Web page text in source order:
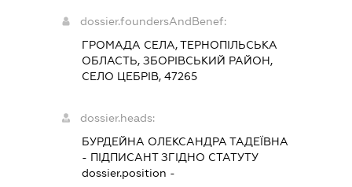
dossier.foundersAndBenef:
ГРОМАДА СЕЛА, ТЕРНОПІЛЬСЬКА
ОБЛАСТЬ, ЗБОРІВСЬКИЙ РАЙОН,
СЕЛО ЦЕБРІВ, 47265
dossier.heads:
БУРДЕЙНА ОЛЕКСАНДРА ТАДЕЇВНА
- ПІДПИСАНТЗГІДНО СТАТУТУ
dossier.position -